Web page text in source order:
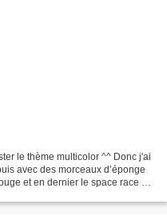
le thème multicolor ^^ Donc j'ai
avec des morceaux d’éponge
et en dernier le space race de